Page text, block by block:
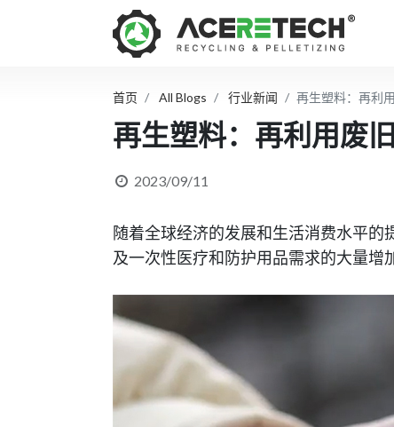
首页 All Blogs 行业新闻 再生塑料：再利
再生塑料：再利用废
2023/09/11
随着全球经济的发展和生活消费水平
及一次性医疗和防护用品需求的大量增